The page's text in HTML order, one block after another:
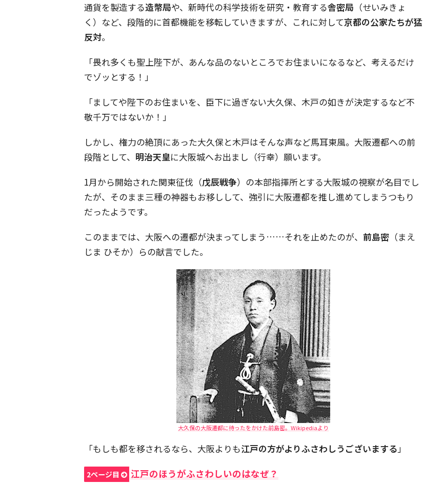
通貨を製造する造幣局や、新時代の科学技術を研究・教育する舎密局 （せいみきょ
く）など、段階的に首都機能を移転していきますが、これに対して京都の公家たちが猛
反対。
「畏れ多くも聖上陛下が、あんな品のないところでお住まいになるなど、考えるだけ
でゾッとする！」
「ましてや陛下のお住まいを、臣下に過ぎない大久保、木戸の如きが決定するなど不
敬千万ではないか！」
しかし、権力の絶頂にあった大久保と木戸はそんな声など馬耳東風。大阪遷都への前
段階として、 明治天皇に大阪城へお出まし（行幸）願います。
1月から開始された関東征伐（戊辰戦争）の本部指揮所とする大阪城の視察が名目でし
たが、そのまま三種の神器もお移しして、強引に大阪遷都を推し進めてしまうつもり
だったようです。
このままでは、大阪への遷都が決まってしまう……それを止めたのが、 前島密 （まえ
じま ひそか）らの献言でした。
大久保の大阪遷都に待ったをかけた前島密。Wikipediaより
「もしも都を移されるなら、大阪よりも江戸の方がよりふさわしうございまする」
2ページ目 江戸のほうがふさわしいのはなぜ？